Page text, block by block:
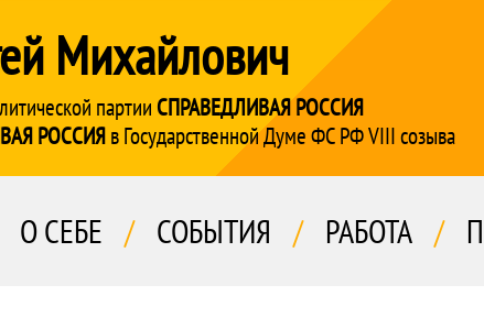
Михайлович
партии СПРАВЕДЛИВАЯ РОССИЯ
РОССИЯв Государственной Думе ФС РФ VIII созыва
О СЕБЕ / СОБЫТИЯ / РАБОТА /